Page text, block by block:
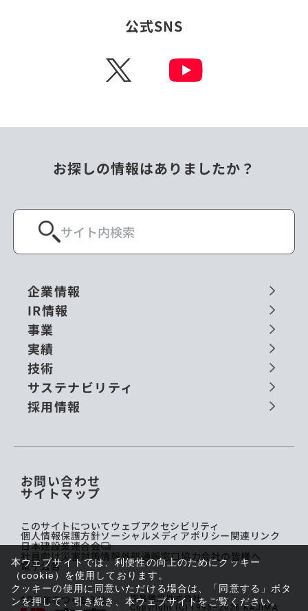
本ウェブサイトでは、利便性の向上のためにクッキー
（cookie）を使用しております。
クッキーの使用に同意いただける場合は、「同意する」ボタ
ンを押して、引き続き、本ウェブサイトをご覧ください。
公式SNS
X
お探しの情報はありましたか？
企業情報
IR情報
事業
実績
技術
サステナビリティ
採用情報
お問い合わせ
サイトマップ
このサイトについてウェブアクセシビリティ
個人情報保護方針ソーシャルメディアポリシー関連リンク
日本建設業連合会
社員向け災害対策情報外部通報窓口協力会社の皆様へ
電子公告
鹿島建設株式会社
Copyright (C) 1995–2026 KAJIMA